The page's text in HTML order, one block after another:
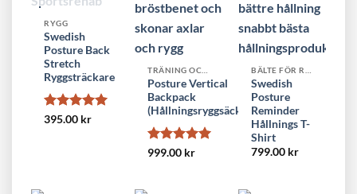
RYGG
Swedish
Posture Back
Stretch
Ryggsträckare
Betygsatt
395.00 kr
Posture Vertical
Backpack
(Hållningsryggsäck)
Betygsatt
999.00 kr
Swedish
Posture
Reminder
Hållnings T-
Shirt
799.00 kr